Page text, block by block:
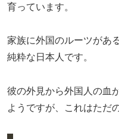
育っています。
家族に外国のルーツがあ
純粋な日本人です。
彼の外見から外国人の血
ようですが、これはただ